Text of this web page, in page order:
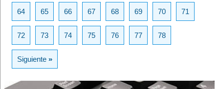
64 65 66 67 68 69 70 71
72 73 74 75 76 77 78
Siguiente»